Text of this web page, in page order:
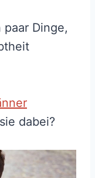
Dinge,
dabei?